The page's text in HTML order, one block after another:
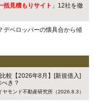
括見積もりサイト 」12社を徹
デベロッパーの懐具合から傾
較【2026年8月】[新規借入]
き？
ヤモンド不動産研究所（2026.8.3）